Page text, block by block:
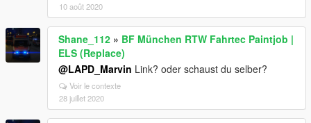
10 août 2020
Shane_112 » BF München RTW Fahrtec Paintjob |
ELS (Replace)
@LAPD_Marvin Link? oder schaust du selber?
Voir le contexte
28 juillet 2020